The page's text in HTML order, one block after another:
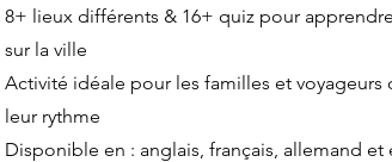
8+ lieux différents & 16+ quiz pour
sur la ville
Activité idéale pour les familles et voyageurs
leur rythme
Disponible en : anglais, français, allemand et